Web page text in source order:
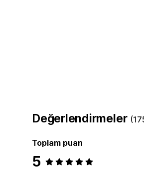
Değerlendirmeler
Toplam puan
5